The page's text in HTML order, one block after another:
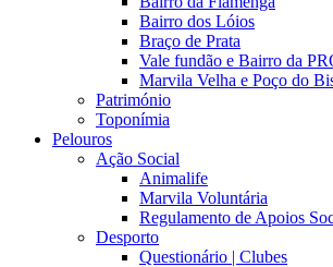
Bairro dos Lóios
Braço de Prata
Vale fundão e Bairro da
Marvila Velha e Poço do
Património
Toponímia
Pelouros
Ação Social
Animalife
Marvila Voluntária
Regulamento de Apoios
Desporto
Questionário | Clubes